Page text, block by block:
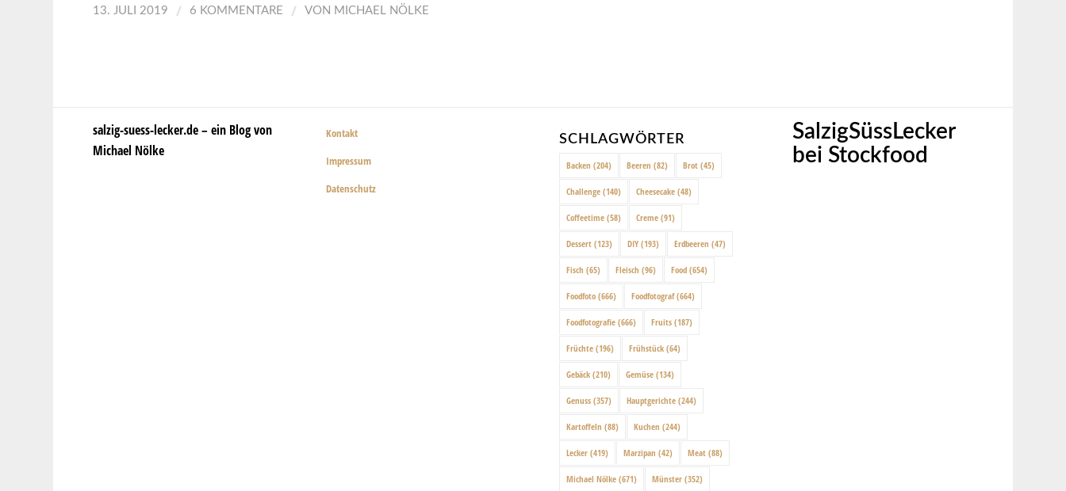
13. JULI 2019 / 6 KOMMENTARE / VON MICHAEL NÖLKE
salzig-suess-lecker.de – ein Blog von
Michael Nölke
Kontakt
Impressum
Datenschutz
SCHLAGWÖRTER
Backen (204) Beeren (82) Brot (45)
Challenge (140) Cheesecake (48)
Coffeetime (58) Creme (91)
Dessert (123) DIY (193) Erdbeeren (47)
Fisch (65) Fleisch (96) Food (654)
Foodfoto (666) Foodfotograf(664)
Foodfotografie (666) Fruits (187)
Früchte (196) Frühstück (64)
Gebäck (210) Gemüse (134)
Genuss (357) Hauptgerichte (244)
Kartoffeln (88) Kuchen (244)
Lecker (419) Marzipan (42) Meat (88)
Michael Nölke (671) Münster (352)
SalzigSüssLecker
bei Stockfood